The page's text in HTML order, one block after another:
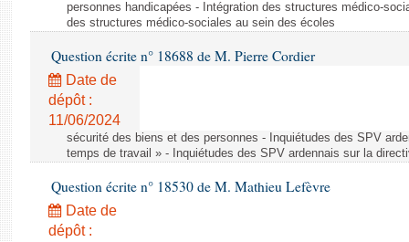
personnes handicapées - Intégration des structures médico-
des structures médico-sociales au sein des écoles
Question écrite n° 18688 de M. Pierre Cordier
Date de
dépôt :
11/06/2024
sécurité des biens et des personnes - Inquiétudes des SPV
temps de travail » - Inquiétudes des SPV ardennais sur la
Question écrite n° 18530 de M. Mathieu Lefèvre
Date de
dépôt :